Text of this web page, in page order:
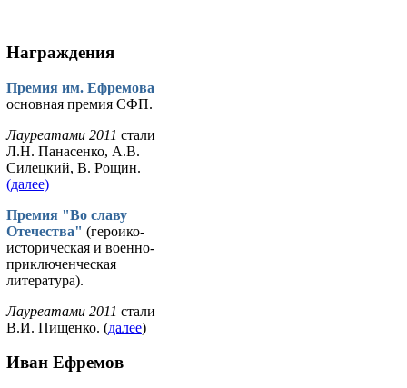
Награждения
Премия им. Ефремова
основная премия СФП.
Лауреатами 2011 стали
Л.Н. Панасенко, А.В.
Силецкий, В. Рощин.
(далее)
Премия "Во славу
Отечества" (героико-
историческая и военно-
приключенческая
литература).
Лауреатами 2011 стали
В.И. Пищенко. (далее)
Иван Ефремов